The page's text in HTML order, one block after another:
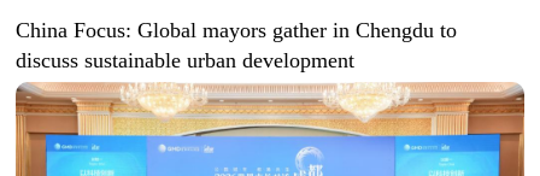
China Focus: Global mayors gather in Chengdu to
discuss sustainable urban development